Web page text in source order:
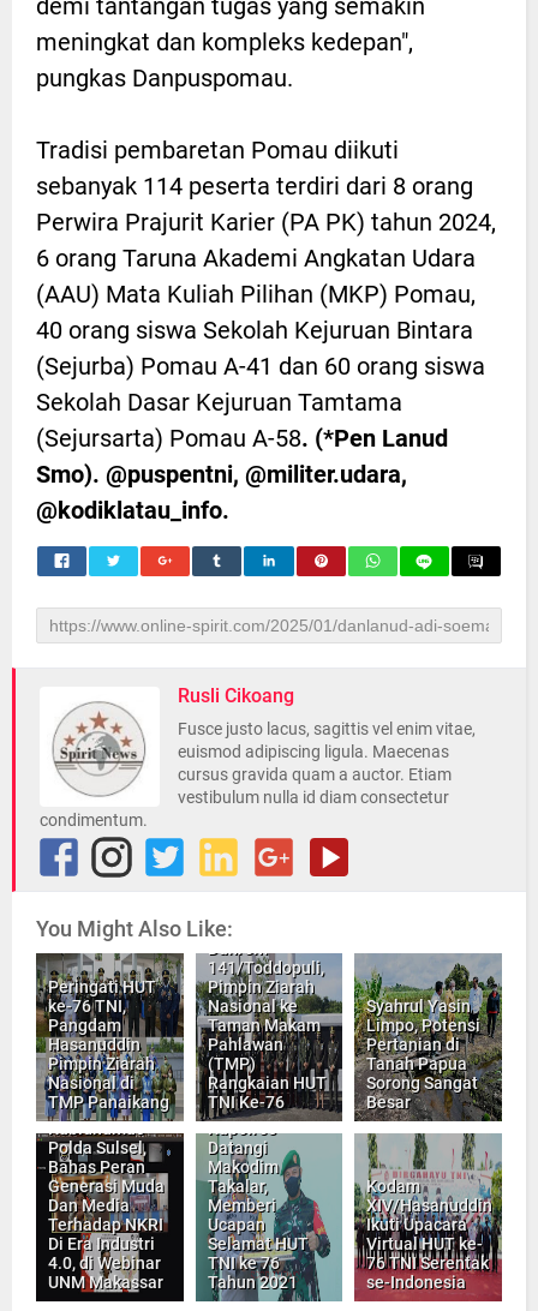
demi tantangan tugas yang semakin
meningkat dan kompleks kedepan",
pungkas Danpuspomau.
Tradisi pembaretan Pomau diikuti
sebanyak 114 peserta terdiri dari 8 orang
Perwira Prajurit Karier (PA PK) tahun 2024,
6 orang Taruna Akademi Angkatan Udara
(AAU) Mata Kuliah Pilihan (MKP) Pomau,
40 orang siswa Sekolah Kejuruan Bintara
(Sejurba) Pomau A-41 dan 60 orang siswa
Sekolah Dasar Kejuruan Tamtama
(Sejursarta) Pomau A-58. (*Pen Lanud
Smo). @puspentni, @militer.udara,
@kodiklatau_info.
Rusli Cikoang
Fusce justo lacus, sagittis vel enim vitae,
euismod adipiscing ligula. Maecenas
cursus gravida quam a auctor. Etiam
vestibulum nulla id diam consectetur
condimentum.
You Might Also Like:
Peringati HUT
ke-76 TNI,
Pangdam
Hasanuddin
Pimpin Ziarah
Nasional di
TMP Panaikang
Danrem
141/Toddopuli,
Pimpin Ziarah
Nasional ke
Taman Makam
Pahlawan
(TMP)
Rangkaian HUT
TNI Ke-76
Syahrul Yasin
Limpo, Potensi
Pertanian di
Tanah Papua
Sorong Sangat
Besar
Kabidhumas
Polda Sulsel,
Bahas Peran
Generasi Muda
Dan Media
Terhadap NKRI
Di Era Industri
4.0, di Webinar
UNM Makassar
Kapolres
Datangi
Makodim
Takalar,
Memberi
Ucapan
Selamat HUT
TNI ke 76
Tahun 2021
Kodam
XIV/Hasanuddin
Ikuti Upacara
Virtual HUT ke-
76 TNI Serentak
se-Indonesia